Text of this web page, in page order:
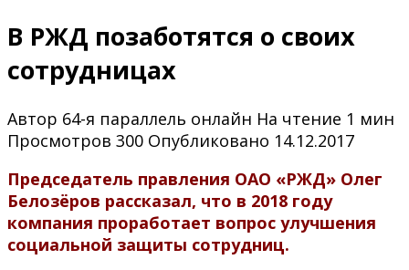
В РЖД позаботятся о своих
сотрудницах
Автор 64-я параллель онлайн На чтение 1 мин
Просмотров 300 Опубликовано 14.12.2017
Председатель правления ОАО «РЖД» Олег
Белозёров рассказал, что в 2018 году
компания проработает вопрос улучшения
социальной защиты сотрудниц.